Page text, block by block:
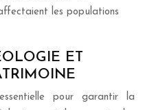
les populations
ET
pour garantir la